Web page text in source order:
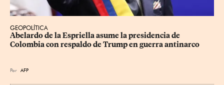
GEOPOLÍTICA
Abelardo de la Espriella asume la presidencia de
Colombia con respaldo de Trump en guerra antinarco
Por AFP